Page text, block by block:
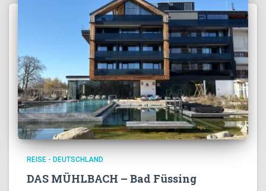
REISE - DEUTSCHLAND
DAS MÜHLBACH – Bad Füssing